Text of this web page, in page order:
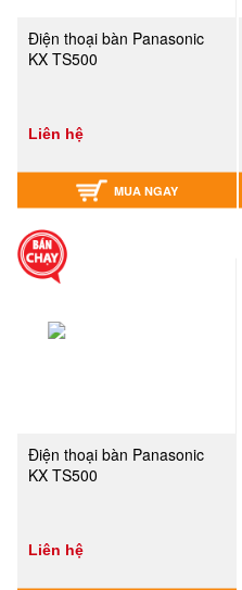
Điện thoại bàn Panasonic
KX TS500
Liên hệ
MUA NGAY
Điện thoại bàn Panasonic
KX TS500
Liên hệ